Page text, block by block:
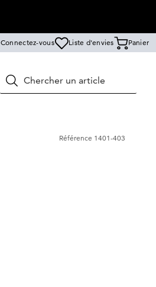
Connectez-vous Liste d'envies Panier
Rechercher
Référence 1401-403